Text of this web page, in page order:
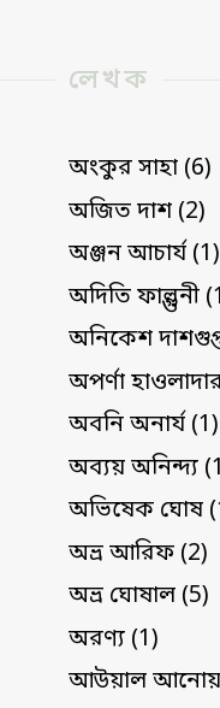
লেখক
অংকুর সাহা (6)
অজিত দাশ (2)
অঞ্জন আচার্য (1)
অদিতি ফাল্গুনী
অনিকেশ
অপর্ণা
অবনি অনার্য (1)
অব্যয় অনিন্দ্য
অভিষেক ঘোষ
অভ্র আরিফ (2)
অভ্র ঘোষাল (5)
অরণ্য (1)
আউয়াল